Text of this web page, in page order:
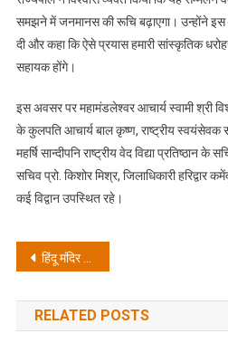
समझने में जनमानस की रूचि बढ़ाएगा। उन्होंने
दी और कहा कि ऐसे प्रयास हमारी सांस्कृतिक
सहायक होंगे।
इस अवसर पर महामंडलेश्वर आचार्य स्वामी श्री
के कुलपति आचार्य बाल कृष्ण, राष्ट्रीय स्वयंसेवक
महर्षि सान्दीपनि राष्ट्रीय वेद विद्या प्रतिष्ठान के
सचिव प्रो. किशोर मिश्र, जिलाधिकारी हरिद्वार
कई विद्वान उपस्थित रहे।
Post
navigation
हिंदू मंदिर सरकारी नियंत्रण से मुक्ति हो, शाश्वत भारत ट्रस्ट की पहल पर हुई कार्यशाला
RELATED POSTS